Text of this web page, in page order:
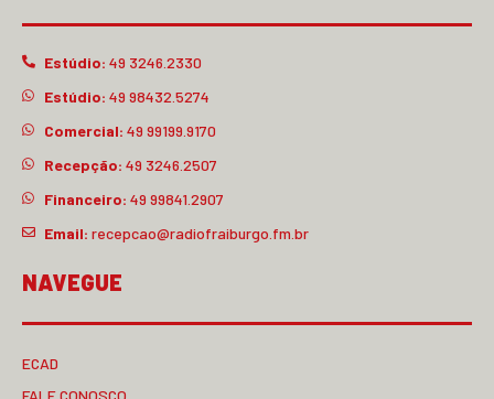
Estúdio: 49 3246.2330
Estúdio: 49 98432.5274
Comercial: 49 99199.9170
Recepção: 49 3246.2507
Financeiro: 49 99841.2907
Email: recepcao@radiofraiburgo.fm.br
NAVEGUE
ECAD